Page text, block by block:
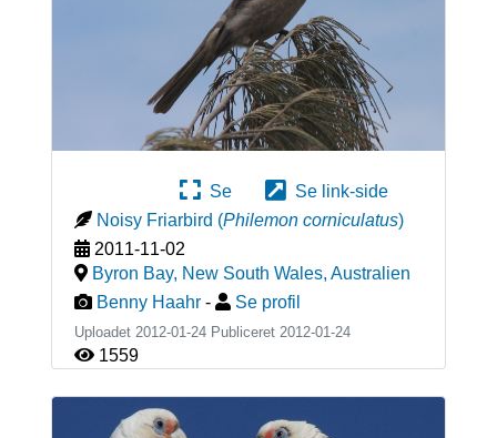
Se
Se link-side
Noisy Friarbird (Philemon corniculatus)
2011-11-02
Byron Bay, New South Wales, Australien
Benny Haahr - Se profil
Uploadet 2012-01-24 Publiceret 2012-01-24
1559